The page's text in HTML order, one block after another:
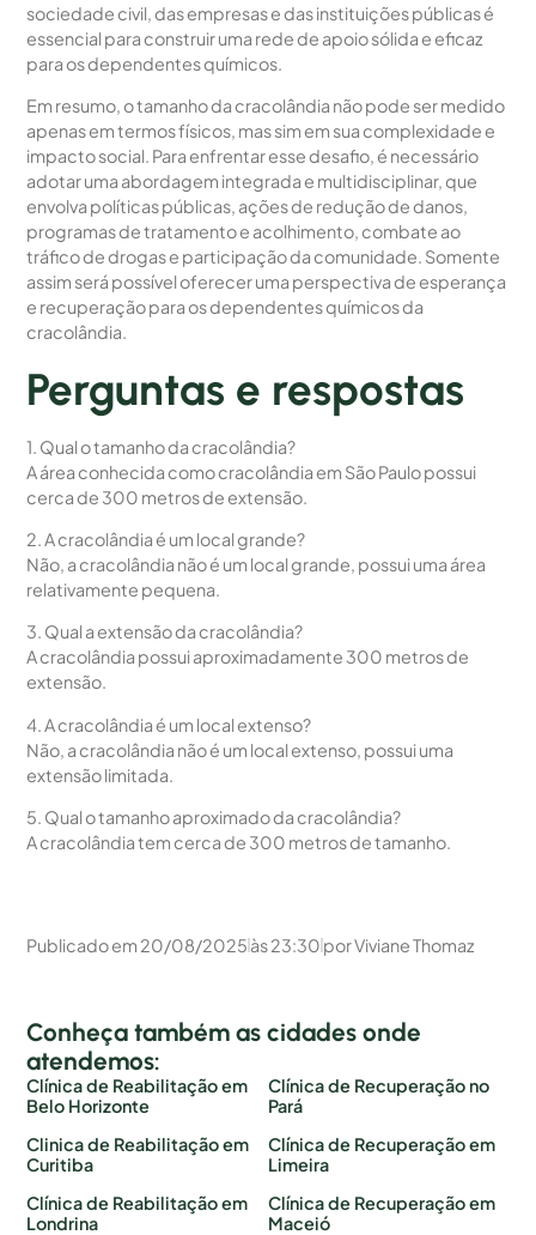
sociedade civil, das empresas e das instituições públicas é
essencial para construir uma rede de apoio sólida e eficaz
para os dependentes químicos.
Em resumo, o tamanho da cracolândia não pode ser medido
apenas em termos físicos, mas sim em sua complexidade e
impacto social. Para enfrentar esse desafio, é necessário
adotar uma abordagem integrada e multidisciplinar, que
envolva políticas públicas, ações de redução de danos,
programas de tratamento e acolhimento, combate ao
tráfico de drogas e participação da comunidade. Somente
assim será possível oferecer uma perspectiva de esperança
e recuperação para os dependentes químicos da
cracolândia.
Perguntas e respostas
1. Qual o tamanho da cracolândia?
A área conhecida como cracolândia em São Paulo possui
cerca de 300 metros de extensão.
2. A cracolândia é um local grande?
Não, a cracolândia não é um local grande, possui uma área
relativamente pequena.
3. Qual a extensão da cracolândia?
A cracolândia possui aproximadamente 300 metros de
extensão.
4. A cracolândia é um local extenso?
Não, a cracolândia não é um local extenso, possui uma
extensão limitada.
5. Qual o tamanho aproximado da cracolândia?
A cracolândia tem cerca de 300 metros de tamanho.
Publicado em 20/08/2025às23:30porViviane Thomaz
Conheça também as cidades onde
atendemos:
Clínica de Reabilitação em
Belo Horizonte
Clinica de Reabilitação em
Curitiba
Clínica de Reabilitação em
Londrina
Clínica de Recuperação no
Pará
Clínica de Recuperação em
Limeira
Clínica de Recuperação em
Maceió